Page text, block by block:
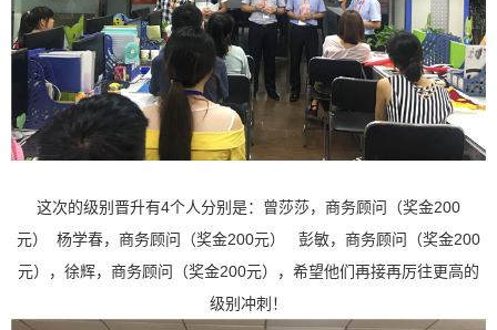
这次的级别晋升有4个人分别是：曾莎莎， 商务顾问（奖金200
元） 杨学春，商务顾问（奖金200元） 彭敏， 商务顾问（奖金200
元），徐辉， 商务顾问（奖金200元），希望他们再接再厉往更高的
级别冲刺！